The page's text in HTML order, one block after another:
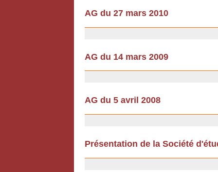
AG du 27 mars 2010
AG du 14 mars 2009
AG du 5 avril 2008
Présentation de la Société